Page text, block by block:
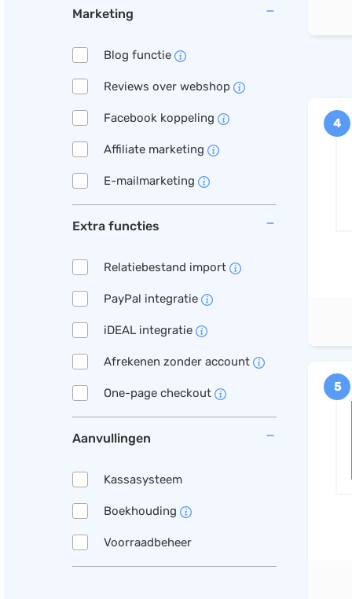
4
5
Marketing
Blog functie
Reviews over webshop
Facebook koppeling
Affiliate marketing
E-mailmarketing
Extra functies
Relatiebestand import
PayPal integratie
iDEAL integratie
Afrekenen zonder account
One-page checkout
Aanvullingen
Kassasysteem
Boekhouding
Voorraadbeheer